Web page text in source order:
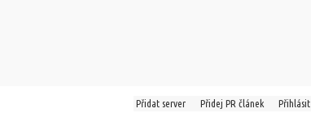
Přidat server Přidej PR článek Přihlásit